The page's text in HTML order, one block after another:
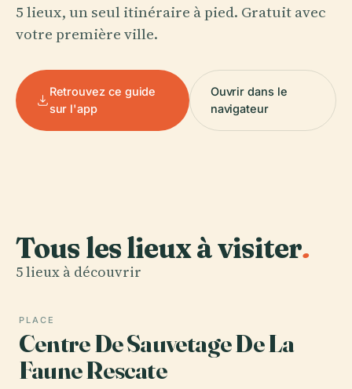
5 lieux, un seul itinéraire à pied. Gratuit avec
votre première ville.
Retrouvez ce guide
sur l'app
Ouvrir dans le
navigateur
Tous les lieux à visiter.
5 lieux à découvrir
PLACE
Centre De Sauvetage De La
Faune Rescate